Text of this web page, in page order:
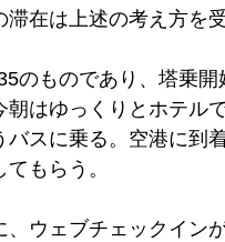
在は上述の考え方を
のものであり、塔乗
はゆっくりとホテル
スに乗る。空港に到
もらう。
ウェブチェックイン